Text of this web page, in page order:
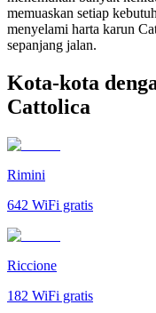
memuaskan setiap
menyelami harta karun
sepanjang jalan.
Kota-kota
Cattolica
Rimini
642 WiFi gratis
Riccione
182 WiFi gratis